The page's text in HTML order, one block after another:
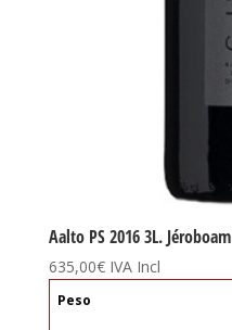
Aalto PS 2016 3L. Jéroboam
635,00€ IVA Incl
Peso